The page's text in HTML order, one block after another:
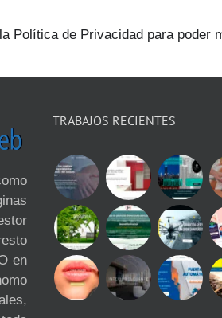
Política de Privacidad para poder
en
TRABAJOS RECIENTES